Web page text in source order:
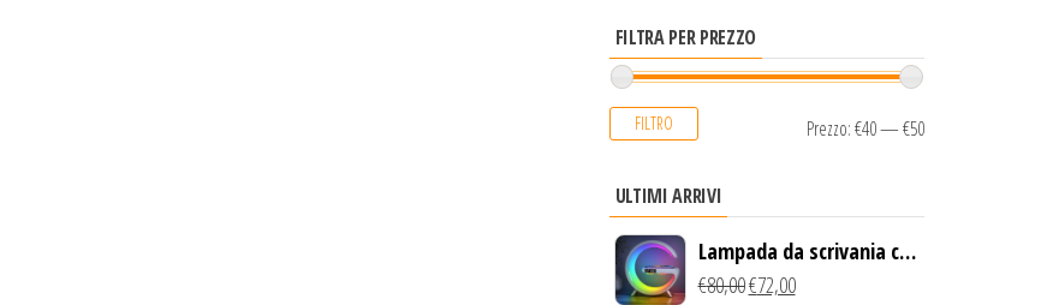
FILTRA PER PREZZO
FILTRO Prezzo:€40—€50
ULTIMI ARRIVI
Lampada da scrivania con
luce LED e ricarica
€80,00€72,00